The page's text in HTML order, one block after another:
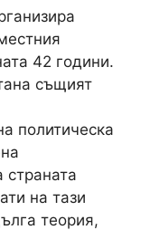
42 години.
същият
политическа
на тази
теория,